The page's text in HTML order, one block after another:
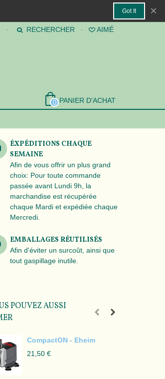
Got It ×
RECHERCHER AIMÉ
0 PANIER D'ACHAT
ÉXPÉDITIONS CHAQUE
SEMAINE
Afin de vous offrir un plus grand
choix: Pour toute commande
passée avant Lundi 9h, la
marchandise est récupérée
chaque Mardi et expédiée chaque
Mercredi.
EMBALLAGES RÉUTILISÉS
Afin d'éviter un surcoût, ainsi que
tout gaspillage inutile.
POUVEZ AUSSI
CompactON - Eheim
21,50 €